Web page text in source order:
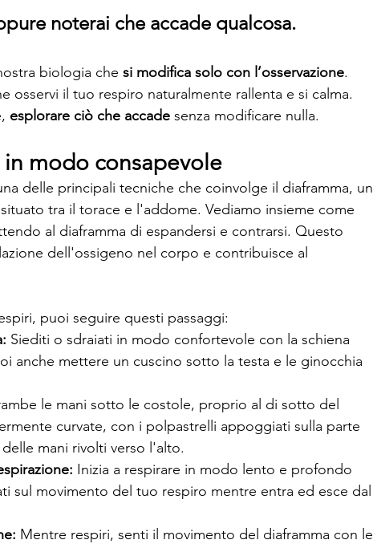
noterai che accade qualcosa.
biologia che si modifica solo con l’osservazione.
osservi il tuo respiro naturalmente rallenta e si calma.
esplorare ciò che accade senza modificare nulla.
in modo consapevole
delle principali tecniche che coinvolge il diaframma, un
tra il torace e l'addome. Vediamo insieme come
al diaframma di espandersi e contrarsi. Questo
dell'ossigeno nel corpo e contribuisce al
puoi seguire questi passaggi:
Siediti o sdraiati in modo confortevole con la schiena
anche mettere un cuscino sotto la testa e le ginocchia
le mani sotto le costole, proprio al di sotto del
curvate, con i polpastrelli appoggiati sulla parte
mani rivolti verso l'alto.
Inizia a respirare in modo lento e profondo
sul movimento del tuo respiro mentre entra ed esce dal
Mentre respiri, senti il movimento del diaframma con le